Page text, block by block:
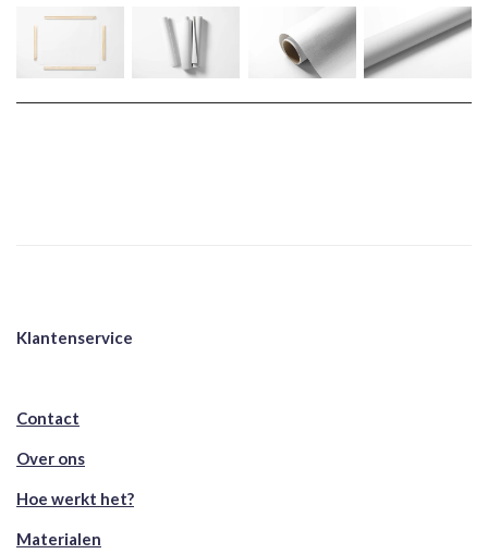
Klantenservice
Contact
Over ons
Hoe werkt het?
Materialen